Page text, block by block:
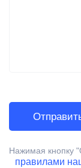
Нажимая кнопку
правилами